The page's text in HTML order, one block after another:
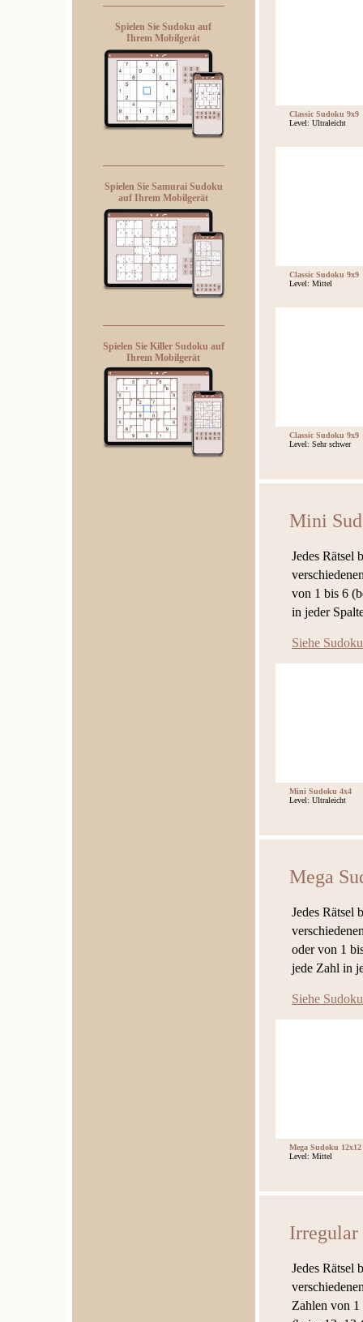
Spielen Sie Sudoku auf
Ihrem Mobilgerät
Spielen Sie Samurai Sudoku
auf Ihrem Mobilgerät
Spielen Sie Killer Sudoku auf
Ihrem Mobilgerät
Classic Sudoku 9x9
Level: Ultraleicht
Classic Sudoku 9x9
Level: Mittel
Classic Sudoku 9x9
Level: Sehr schwer
Mini
Jedes Rätsel
von 1 bis 6
in jeder
Siehe
Mini Sudoku 4x4
Level: Ultraleicht
Mega
Jedes Rätsel
oder von 1
jede Zahl in
Siehe
Mega Sudoku 12x12
Level: Mittel
Irregular
Jedes Rätsel
Zahlen von